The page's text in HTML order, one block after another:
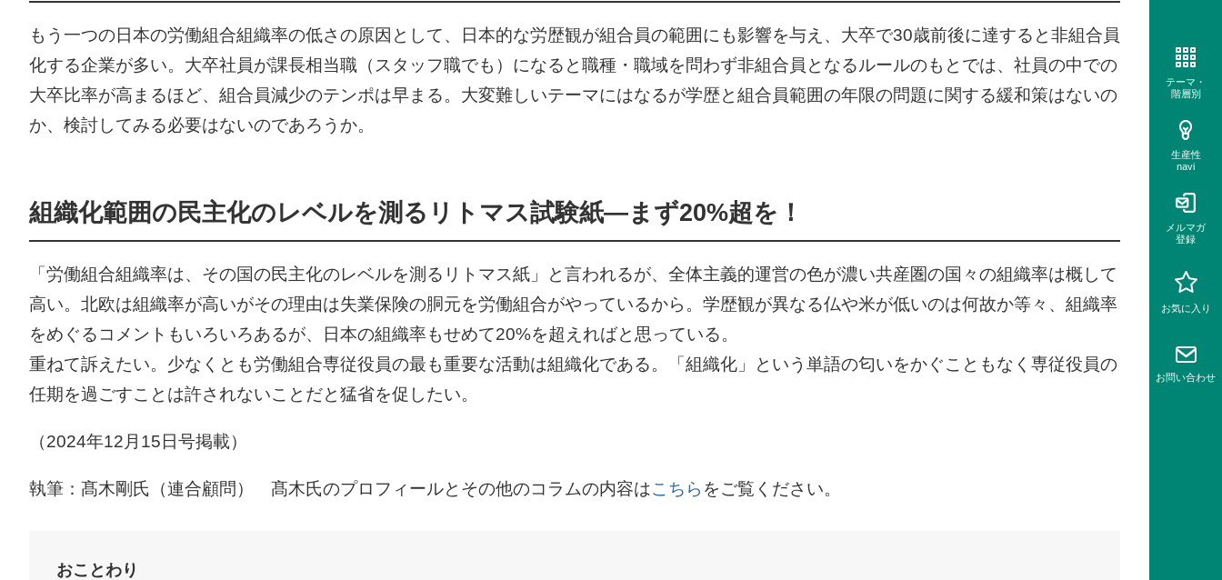
もう一つの日本の労働組合組織率の低さの原因として、日本的な労歴観が組合員の範囲にも影響を与え、大卒で30歳前後に達すると非組合員
化する企業が多い。大卒社員が課長相当職（スタッフ職でも）になると職種・職域を問わず非組合員となるルールのもとでは、社員の中での
大卒比率が高まるほど、組合員減少のテンポは早まる。大変難しいテーマにはなるが学歴と組合員範囲の年限の問題に関する緩和策はないの
か、検討してみる必要はないのであろうか。
組織化範囲の民主化のレベルを測るリトマス試験紙―まず20%超を！
「労働組合組織率は、その国の民主化のレベルを測るリトマス紙」と言われるが、全体主義的運営の色が濃い共産圏の国々の組織率は概して
高い。北欧は組織率が高いがその理由は失業保険の胴元を労働組合がやっているから。学歴観が異なる仏や米が低いのは何故か等々、組織率
をめぐるコメントもいろいろあるが、日本の組織率もせめて20%を超えればと思っている。
重ねて訴えたい。少なくとも労働組合専従役員の最も重要な活動は組織化である。「組織化」という単語の匂いをかぐこともなく専従役員の
任期を過ごすことは許されないことだと猛省を促したい。
（2024年12月15日号掲載）
執筆：髙木剛氏（連合顧問） 髙木氏のプロフィールとその他のコラムの内容はこちら をご覧ください。
おことわり
テーマ・
階層別
生産性
navi
メルマガ
登録
お気に入り
お問い合わせ